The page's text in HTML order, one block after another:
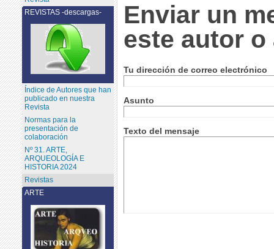
Enviar un
este autor o
Tu dirección de correo electrónico
Asunto
Texto del mensaje
ARTE
REVISTAS -descargas-
Índice de Autores que han
publicado en nuestra
Revista
Normas para la
presentación de
colaboración
Nº 31. ARTE,
ARQUEOLOGÍA E
HISTORIA 2024
Revistas